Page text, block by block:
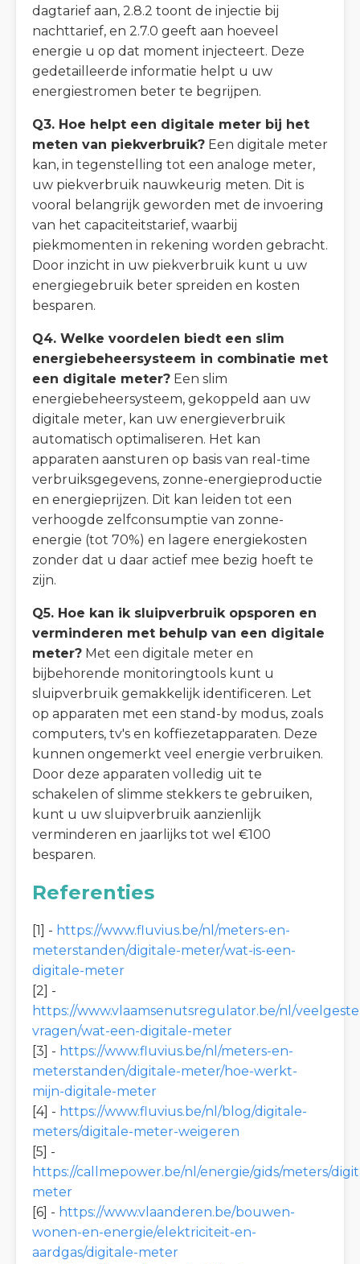
dagtarief aan, 2.8.2 toont de injectie bij
nachttarief, en 2.7.0 geeft aan hoeveel
energie u op dat moment injecteert. Deze
gedetailleerde informatie helpt u uw
energiestromen beter te begrijpen.
Q3. Hoe helpt een digitale meter bij het
meten van piekverbruik? Een digitale meter
kan, in tegenstelling tot een analoge meter,
uw piekverbruik nauwkeurig meten. Dit is
vooral belangrijk geworden met de invoering
van het capaciteitstarief, waarbij
piekmomenten in rekening worden gebracht.
Door inzicht in uw piekverbruik kunt u uw
energiegebruik beter spreiden en kosten
besparen.
Q4. Welke voordelen biedt een slim
energiebeheersysteem in combinatie met
een digitale meter? Een slim
energiebeheersysteem, gekoppeld aan uw
digitale meter, kan uw energieverbruik
automatisch optimaliseren. Het kan
apparaten aansturen op basis van real-time
verbruiksgegevens, zonne-energieproductie
en energieprijzen. Dit kan leiden tot een
verhoogde zelfconsumptie van zonne-
energie (tot 70%) en lagere energiekosten
zonder dat u daar actief mee bezig hoeft te
zijn.
Q5. Hoe kan ik sluipverbruik opsporen en
verminderen met behulp van een digitale
meter? Met een digitale meter en
bijbehorende monitoringtools kunt u
sluipverbruik gemakkelijk identificeren. Let
op apparaten met een stand-by modus, zoals
computers, tv's en koffiezetapparaten. Deze
kunnen ongemerkt veel energie verbruiken.
Door deze apparaten volledig uit te
schakelen of slimme stekkers te gebruiken,
kunt u uw sluipverbruik aanzienlijk
verminderen en jaarlijks tot wel €100
besparen.
Referenties
[1] - https://www.fluvius.be/nl/meters-en-
meterstanden/digitale-meter/wat-is-een-
digitale-meter
[2] -
https://www.vlaamsenutsregulator.be/nl/
vragen/wat-een-digitale-meter
[3] - https://www.fluvius.be/nl/meters-en-
meterstanden/digitale-meter/hoe-werkt-
mijn-digitale-meter
[4] - https://www.fluvius.be/nl/blog/digitale-
meters/digitale-meter-weigeren
[5] -
https://callmepower.be/nl/energie/gids/meters/
meter
[6] - https://www.vlaanderen.be/bouwen-
wonen-en-energie/elektriciteit-en-
aardgas/digitale-meter